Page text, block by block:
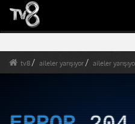
tv8 aileler yarışıyor aileler